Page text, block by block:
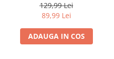
129,99 Lei
89,99 Lei
ADAUGA IN COS